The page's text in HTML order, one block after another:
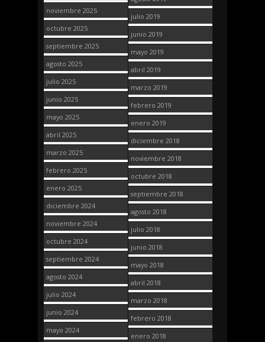
noviembre 2025
octubre 2025
septiembre 2025
agosto 2025
julio 2025
junio 2025
mayo 2025
abril 2025
marzo 2025
febrero 2025
enero 2025
diciembre 2024
noviembre 2024
octubre 2024
septiembre 2024
agosto 2024
julio 2024
junio 2024
mayo 2024
julio 2019
junio 2019
mayo 2019
abril 2019
marzo 2019
febrero 2019
enero 2019
diciembre 2018
noviembre 2018
octubre 2018
septiembre 2018
agosto 2018
julio 2018
junio 2018
mayo 2018
abril 2018
marzo 2018
febrero 2018
enero 2018